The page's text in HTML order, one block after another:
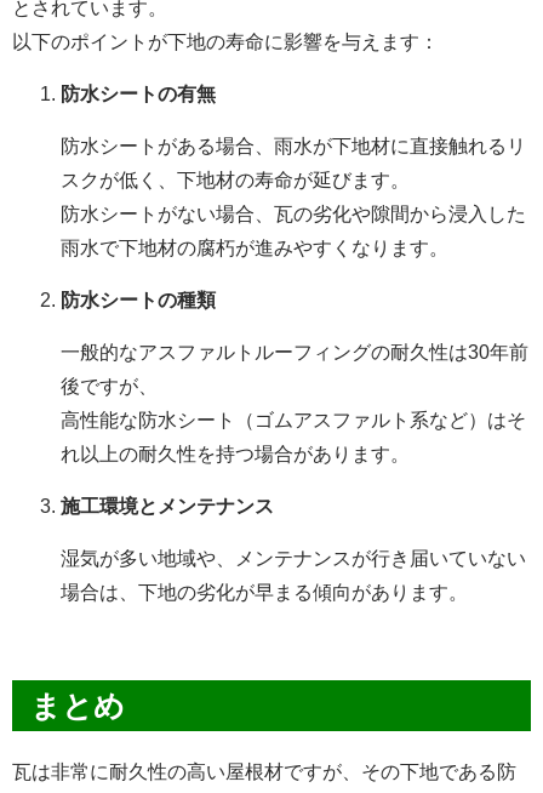
とされています。
以下のポイントが下地の寿命に影響を与えます：
防水シートの有無
防水シートがある場合、雨水が下地材に直接触れるリ
スクが低く、下地材の寿命が延びます。
防水シートがない場合、瓦の劣化や隙間から浸入した
雨水で下地材の腐朽が進みやすくなります。
防水シートの種類
一般的なアスファルトルーフィングの耐久性は30年前
後ですが、
高性能な防水シート（ゴムアスファルト系など）はそ
れ以上の耐久性を持つ場合があります。
施工環境とメンテナンス
湿気が多い地域や、メンテナンスが行き届いていない
場合は、下地の劣化が早まる傾向があります。
まとめ
瓦は非常に耐久性の高い屋根材ですが、その下地である防